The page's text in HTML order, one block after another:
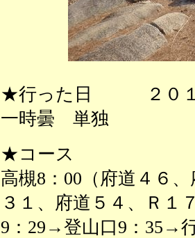
★行った日 ２０１
一時曇 単独
★コース
高槻8：00（府道４６
３１、府道５４、Ｒ１
9：29→登山口9：35→